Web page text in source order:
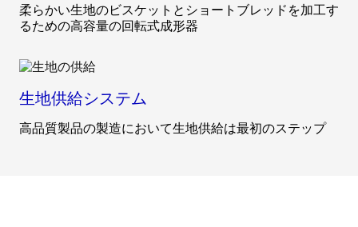
柔らかい生地のビスケットとショートブレッドを加工す
るための高容量の回転式成形器
生地供給システム
高品質製品の製造において生地供給は最初のステップ